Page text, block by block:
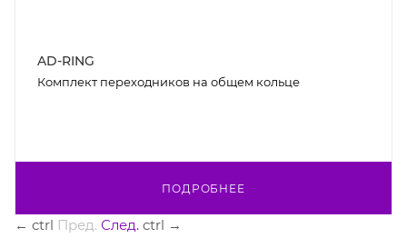
AD-RING
Комплект переходников на общем кольце
ПОДРОБНЕЕ
← ctrl Пред. След. ctrl →